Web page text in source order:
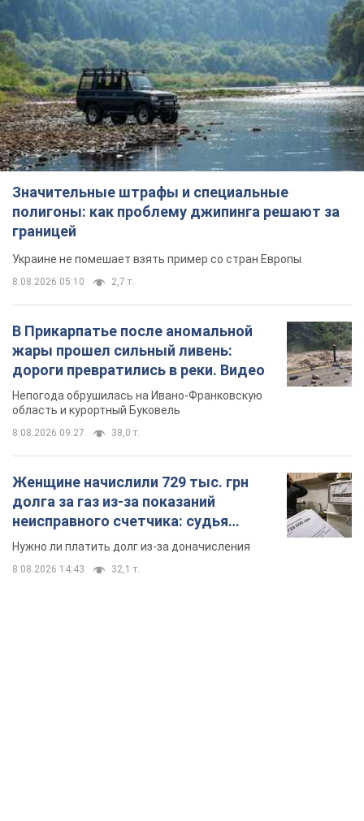
Значительные штрафы и специальные
полигоны: как проблему джипинга решают за
границей
Украине не помешает взять пример со стран Европы
8.08.2026 05:10 2,7 т.
В Прикарпатье после аномальной
жары прошел сильный ливень:
дороги превратились в реки. Видео
Непогода обрушилась на Ивано-Франковскую
Женщине начислили 729 тыс. грн
долга за газ из-за показаний
неисправного счетчика: судья
вынес неожиданное решение
8.08.2026 14:43 32,1 т.